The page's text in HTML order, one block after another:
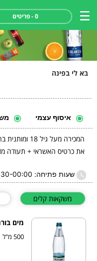
0 - פריטים
בא לי בפינה
איסוף עצמי
המכירה מעל
את כרטיס האשראי + תעודה
שעות פתיחה: 20:30-00:00
משקאות קלים
מים
500 מ"ל